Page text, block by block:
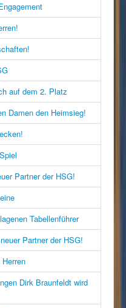
auf dem 2. Platz
Damen den Heimsieg!
Partner der HSG!
Tabellenführer
Partner der HSG!
Dirk Braunfeldt wird